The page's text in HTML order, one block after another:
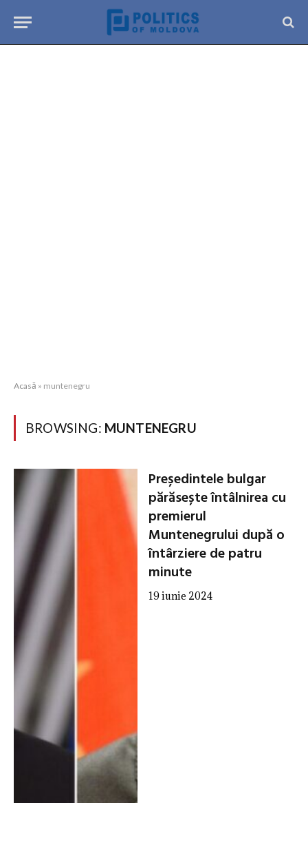
Acasă » muntenegru
BROWSING: MUNTENEGRU
Președintele bulgar
părăsește întâlnirea cu
premierul
Muntenegrului după o
întârziere de patru
minute
19 iunie 2024